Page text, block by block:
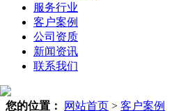
服务行业
客户案例
公司资质
新闻资讯
联系我们
您的位置： 网站首页 > 客户案例